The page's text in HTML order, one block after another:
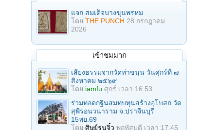
แจก สมเด็จบางขุนพรหม
โดย THE PUNCH 28 กรกฎาคม
2026
เข้าชมมาก
เสียงธรรมจากวัดท่าขนุน วันศุกร์ที่ ๗
สิงหาคม ๒๕๖๙
โดย iamfu ศุกร์ เวลา 16:53
ร่วมทอดกฐินสมทบทุนสร้างอุโบสถ วัด
สุพีรอนวนาราม จ.ปราจีนบุรี
15พย.69
โดย ศิษย์รุ่นจิ๋ว พฤหัสบดี เวลา 17:45